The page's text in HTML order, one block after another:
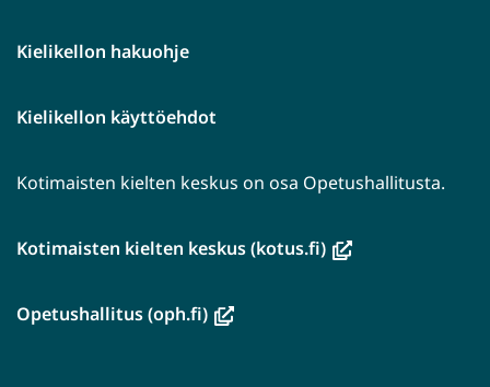
Kielikellon hakuohje
Kielikellon käyttöehdot
Kotimaisten kielten keskus on osa Opetushallitusta.
Kotimaisten kielten keskus (kotus.fi)(avautuu
Opetushallitus (oph.fi)(avautuu